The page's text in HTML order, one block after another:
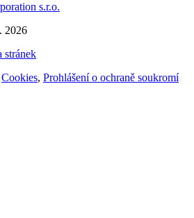
s.r.o.
2026
stránek
Cookies, Prohlášení o ochraně soukromí